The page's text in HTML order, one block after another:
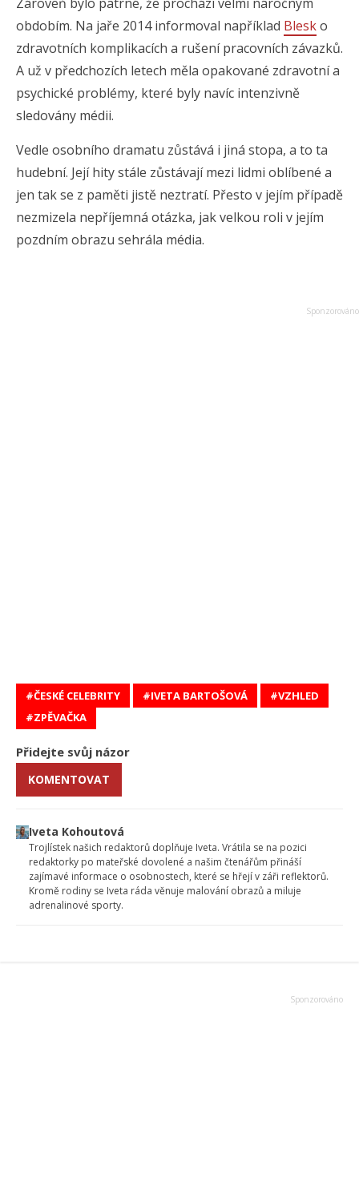
obdobím. Na jaře 2014 informoval například Blesko
zdravotních komplikacích a rušení pracovních závazků.
A už v předchozích letech měla opakované zdravotní a
psychické problémy, které byly navíc intenzivně
sledovány médii.
Vedle osobního dramatu zůstává i jiná stopa, a to ta
hudební. Její hity stále zůstávají mezi lidmi oblíbené a
jen tak se z paměti jistě neztratí. Přesto v jejím případě
nezmizela nepříjemná otázka, jak velkou roli v jejím
pozdním obrazu sehrála média.
ČESKÉ CELEBRITY IVETA BARTOŠOVÁ
VZHLED
ZPĚVAČKA
Přidejte svůj názor
KOMENTOVAT
Iveta Kohoutová
Trojlístek našich redaktorů doplňuje Iveta. Vrátila se na pozici
redaktorky po mateřské dovolené a našim čtenářům přináší
zajímavé informace o osobnostech, které se hřejí v záři reflektorů.
Kromě rodiny se Iveta ráda věnuje malování obrazů a miluje
adrenalinové sporty.